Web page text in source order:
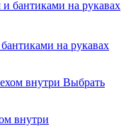
на рукавах
Выбрать
внутри